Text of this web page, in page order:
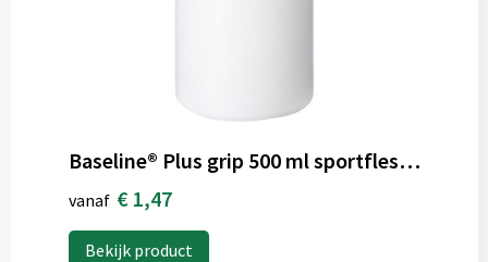
Baseline® Plus grip 500 ml sportfles met sportdeksel
vanaf € 1,47
Bekijk product